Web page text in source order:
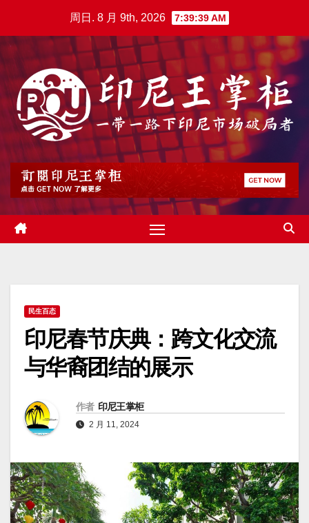
周日. 8 月 9th, 2026 7:39:40 AM
民生百态
印尼春节庆典：跨文化交流
与华裔团结的展示
作者 印尼王掌柜
2 月 11, 2024